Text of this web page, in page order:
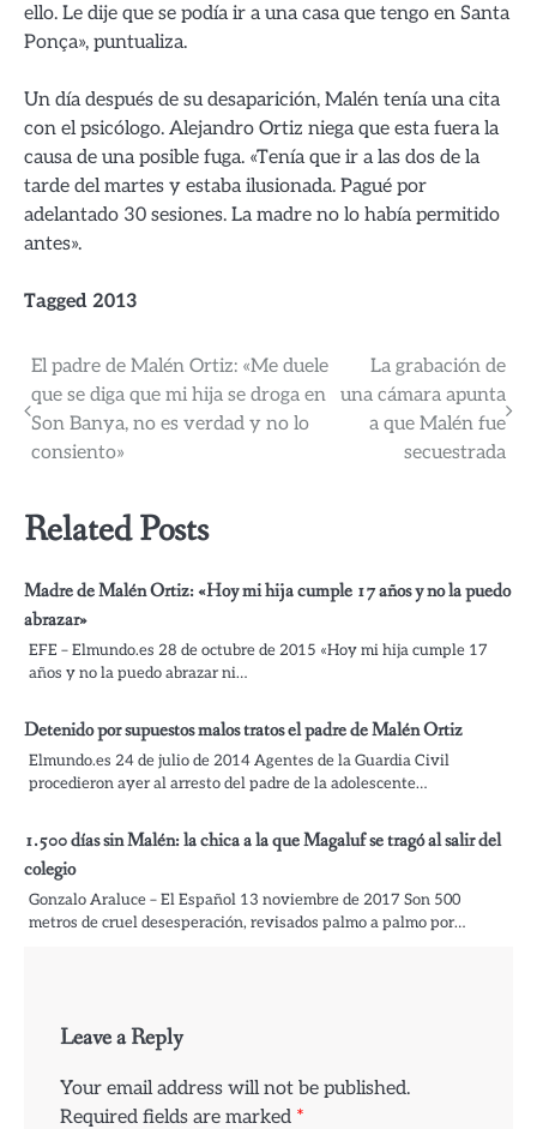
ello. Le dije que se podía ir a una casa que tengo en Santa
Ponça», puntualiza.
Un día después de su desaparición, Malén tenía una cita
con el psicólogo. Alejandro Ortiz niega que esta fuera la
causa de una posible fuga. «Tenía que ir a las dos de la
tarde del martes y estaba ilusionada. Pagué por
adelantado 30 sesiones. La madre no lo había permitido
antes».
Tagged 2013
Post
navigation
El padre de Malén Ortiz: «Me duele
que se diga que mi hija se droga en
Son Banya, no es verdad y no lo
consiento»
La grabación de
una cámara apunta
a que Malén fue
secuestrada
Related Posts
Madre de Malén Ortiz: «Hoy mi hija cumple 17 años y no la puedo
abrazar»
EFE – Elmundo.es 28 de octubre de 2015 «Hoy mi hija cumple 17
años y no la puedo abrazar ni…
Detenido por supuestos malos tratos el padre de Malén Ortiz
Elmundo.es 24 de julio de 2014 Agentes de la Guardia Civil
procedieron ayer al arresto del padre de la adolescente…
1.500 días sin Malén: la chica a la que Magaluf se tragó al salir del
colegio
Gonzalo Araluce – El Español 13 noviembre de 2017 Son 500
metros de cruel desesperación, revisados palmo a palmo por…
Leave a Reply
Your email address will not be published.
Required fields are marked *